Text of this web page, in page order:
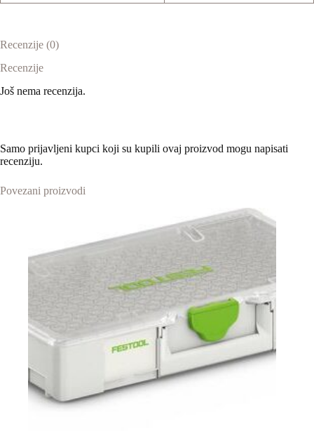
Recenzije (0)
Recenzije
Još nema recenzija.
Samo prijavljeni kupci koji su kupili ovaj proizvod mogu napisati
recenziju.
Povezani proizvodi